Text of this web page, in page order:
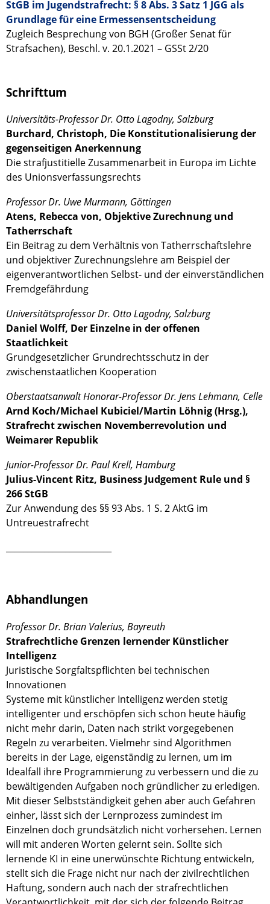
StGB im Jugendstrafrecht: § 8 Abs. 3 Satz 1 JGG als
Grundlage für eine Ermessensentscheidung
Zugleich Besprechung von BGH (Großer Senat für
Strafsachen), Beschl. v. 20.1.2021 – GSSt 2/20
Schrifttum
Universitäts-Professor Dr. Otto Lagodny, Salzburg
Burchard, Christoph, Die Konstitutionalisierung der
gegenseitigen Anerkennung
Die strafjustitielle Zusammenarbeit in Europa im Lichte
des Unionsverfassungsrechts
Professor Dr. Uwe Murmann, Göttingen
Atens, Rebecca von, Objektive Zurechnung und
Tatherrschaft
Ein Beitrag zu dem Verhältnis von Tatherrschaftslehre
und objektiver Zurechnungslehre am Beispiel der
eigenverantwortlichen Selbst- und der einverständlichen
Fremdgefährdung
Universitätsprofessor Dr. Otto Lagodny, Salzburg
Daniel Wolff, Der Einzelne in der offenen
Staatlichkeit
Grundgesetzlicher Grundrechtsschutz in der
zwischenstaatlichen Kooperation
Oberstaatsanwalt Honorar-Professor Dr. Jens Lehmann, Celle
Arnd Koch/Michael Kubiciel/Martin Löhnig (Hrsg.),
Strafrecht zwischen Novemberrevolution und
Weimarer Republik
Junior-Professor Dr. Paul Krell, Hamburg
Julius-Vincent Ritz, Business Judgement Rule und §
266 StGB
Zur Anwendung des §§ 93 Abs. 1 S. 2 AktG im
Untreuestrafrecht
Abhandlungen
Professor Dr. Brian Valerius, Bayreuth
Strafrechtliche Grenzen lernender Künstlicher
Intelligenz
Juristische Sorgfaltspflichten bei technischen
Innovationen
Systeme mit künstlicher Intelligenz werden stetig
intelligenter und erschöpfen sich schon heute häufig
nicht mehr darin, Daten nach strikt vorgegebenen
Regeln zu verarbeiten. Vielmehr sind Algorithmen
bereits in der Lage, eigenständig zu lernen, um im
Idealfall ihre Programmierung zu verbessern und die zu
bewältigenden Aufgaben noch gründlicher zu erledigen.
Mit dieser Selbstständigkeit gehen aber auch Gefahren
einher, lässt sich der Lernprozess zumindest im
Einzelnen doch grundsätzlich nicht vorhersehen. Lernen
will mit anderen Worten gelernt sein. Sollte sich
lernende KI in eine unerwünschte Richtung entwickeln,
stellt sich die Frage nicht nur nach der zivilrechtlichen
Haftung, sondern auch nach der strafrechtlichen